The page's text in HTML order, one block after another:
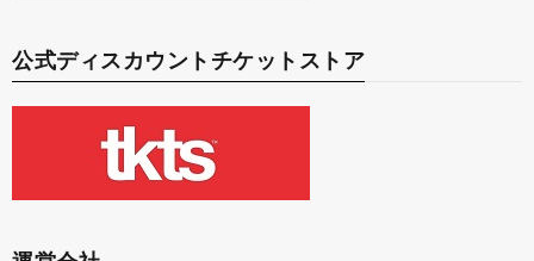
公式ディスカウントチケットストア